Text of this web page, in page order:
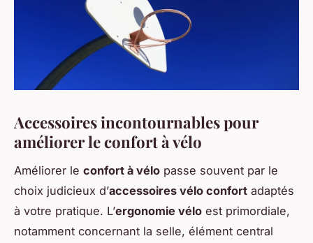
Accessoires incontournables pour
améliorer le confort à vélo
Améliorer le confort à vélo passe souvent par le
choix judicieux d’accessoires vélo confort adaptés
à votre pratique. L’ergonomie vélo est primordiale,
notamment concernant la selle, élément central